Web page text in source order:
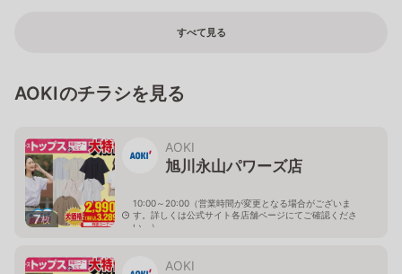
すべて見る
AOKIのチラシを見る
7枚
AOKI
旭川永山パワーズ店
10:00～20:00（営業時間が変更となる場合がございま
す。詳しくは公式サイト各店舗ページにてご確認くださ
い。）
AOKI